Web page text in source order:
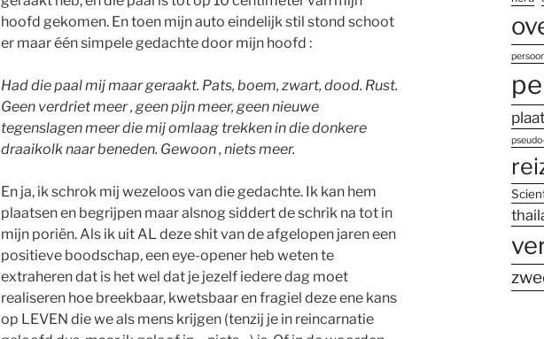
hoofd gekomen. En toen mijn auto eindelijk stil stond schoot
er maar één simpele gedachte door mijn hoofd :
Had die paal mij maar geraakt. Pats, boem, zwart, dood. Rust.
Geen verdriet meer , geen pijn meer, geen nieuwe
tegenslagen meer die mij omlaag trekken in die donkere
draaikolk naar beneden. Gewoon , niets meer.
En ja, ik schrok mij wezeloos van die gedachte. Ik kan hem
plaatsen en begrijpen maar alsnog siddert de schrik na tot in
mijn poriën. Als ik uit AL deze shit van de afgelopen jaren een
positieve boodschap, een eye-opener heb weten te
extraheren dat is het wel dat je jezelf iedere dag moet
realiseren hoe breekbaar, kwetsbaar en fragiel deze ene kans
op LEVEN die we als mens krijgen (tenzij je in reincarnatie